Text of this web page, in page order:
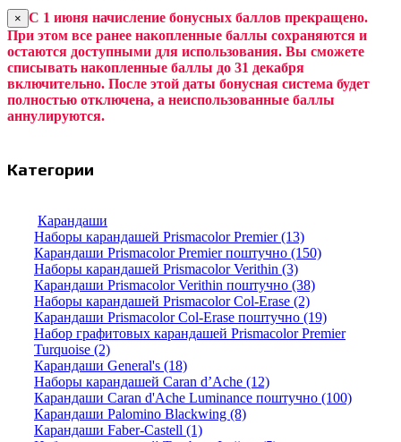
× С 1 июня начисление бонусных баллов прекращено.
При этом все ранее накопленные баллы сохраняются и
остаются доступными для использования. Вы сможете
списывать накопленные баллы до 31 декабря
включительно. После этой даты бонусная система будет
полностью отключена, а неиспользованные баллы
аннулируются.
Категории
Карандаши
Наборы карандашей Prismacolor Premier (13)
Карандаши Prismacolor Premier поштучно (150)
Наборы карандашей Prismacolor Verithin (3)
Карандаши Prismacolor Verithin поштучно (38)
Наборы карандашей Prismacolor Col-Erase (2)
Карандаши Prismacolor Col-Erase поштучно (19)
Набор графитовых карандашей Prismacolor Premier
Turquoise (2)
Карандаши General's (18)
Наборы карандашей Caran d’Ache (12)
Карандаши Caran d'Ache Luminance поштучно (100)
Карандаши Palomino Blackwing (8)
Карандаши Faber-Castell (1)